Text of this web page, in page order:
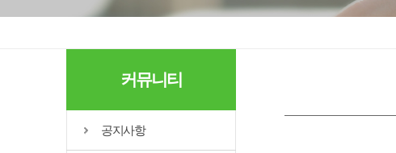
커뮤니티
공지사항